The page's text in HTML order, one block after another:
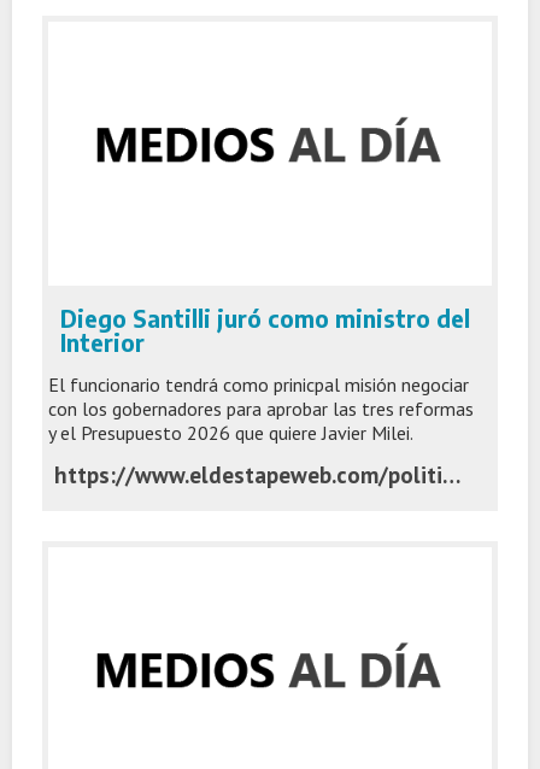
Diego Santilli juró como ministro del
Interior
El funcionario tendrá como prinicpal misión negociar
con los gobernadores para aprobar las tres reformas
y el Presupuesto 2026 que quiere Javier Milei.
https://www.eldestapeweb.com/politica/javier-milei-presidente/oficializan-a-santilli-como-ministro-del-interior-y-asume-esta-tarde-en-casa-rosada-202511118146